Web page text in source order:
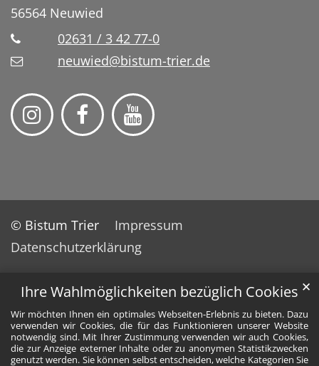
Ihre Wahlmöglichkeiten bezüglich Cookies
Wir möchten Ihnen ein optimales Webseiten-Erlebnis zu bieten. Dazu
verwenden wir Cookies, die für das Funktionieren unserer Website
notwendig sind. Mit Ihrer Zustimmung verwenden wir auch Cookies,
die zur Anzeige externer Inhalte oder zu anonymen Statistikzwecken
genutzt werden. Sie können selbst entscheiden, welche Kategorien Sie
✕
56564 Neuwied
02631 / 3 42 77-0
neuwied@bistum-trier.de
© Bistum Trier
Impressum
Datenschutzerklärung